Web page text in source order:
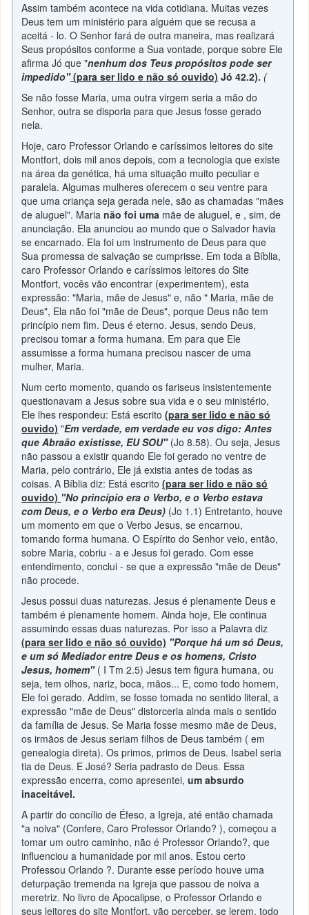
Assim também acontece na vida cotidiana. Muitas vezes
Deus tem um ministério para alguém que se recusa a
aceitá - lo. O Senhor fará de outra maneira, mas realizará
Seus propósitos conforme a Sua vontade, porque sobre Ele
afirma Jó que "nenhum dos Teus propósitos pode ser
impedido"(para ser lido e não só ouvido) Jó 42.2). (
Se não fosse Maria, uma outra virgem seria a mão do
Senhor, outra se disporia para que Jesus fosse gerado
nela.
Hoje, caro Professor Orlando e caríssimos leitores do site
Montfort, dois mil anos depois, com a tecnologia que existe
na área da genética, há uma situação muito peculiar e
paralela. Algumas mulheres oferecem o seu ventre para
que uma criança seja gerada nele, são as chamadas "mães
de aluguel". Marianão foi uma mãe de aluguel, e , sim, de
anunciação. Ela anunciou ao mundo que o Salvador havia
se encarnado. Ela foi um instrumento de Deus para que
Sua promessa de salvação se cumprisse. Em toda a Bíblia,
caro Professor Orlando e caríssimos leitores do Site
Montfort, vocês vão encontrar (experimentem), esta
expressão: "Maria, mãe de Jesus" e, não " Maria, mãe de
Deus", Ela não foi "mãe de Deus", porque Deus não tem
princípio nem fim. Deus é eterno. Jesus, sendo Deus,
precisou tomar a forma humana. Em para que Ele
assumisse a forma humana precisou nascer de uma
mulher, Maria.
Num certo momento, quando os fariseus insistentemente
questionavam a Jesus sobre sua vida e o seu ministério,
Ele lhes respondeu: Está escrito(para ser lido e não só
ouvido) "Em verdade, em verdade eu vos digo: Antes
que Abraão existisse, EU SOU" (Jo 8.58). Ou seja, Jesus
não passou a existir quando Ele foi gerado no ventre de
Maria, pelo contrário, Ele já existia antes de todas as
coisas. A Bíblia diz: Está escrito(para ser lido e não só
ouvido) "No princípio era o Verbo, e o Verbo estava
com Deus, e o Verbo era Deus) (Jo 1.1) Entretanto, houve
um momento em que o Verbo Jesus, se encarnou,
tomando forma humana. O Espírito do Senhor veio, então,
sobre Maria, cobriu - a e Jesus foi gerado. Com esse
entendimento, conclui - se que a expressão "mãe de Deus"
não procede.
Jesus possui duas naturezas. Jesus é plenamente Deus e
também é plenamente homem. Ainda hoje, Ele continua
assumindo essas duas naturezas. Por isso a Palavra diz
(para ser lido e não só ouvido) "Porque há um só Deus,
e um só Mediador entre Deus e os homens, Cristo
Jesus, homem" ( I Tm 2.5) Jesus tem figura humana, ou
seja, tem olhos, nariz, boca, mãos... E, como todo homem,
Ele foi gerado. Addim, se fosse tomada no sentido literal, a
expressão "mãe de Deus" distorceria ainda mais o sentido
da família de Jesus. Se Maria fosse mesmo mãe de Deus,
os irmãos de Jesus seriam filhos de Deus também ( em
genealogia direta). Os primos, primos de Deus. Isabel seria
tia de Deus. E José? Seria padrasto de Deus. Essa
expressão encerra, como apresentei,um absurdo
inaceitável.
A partir do concílio de Éfeso, a Igreja, até então chamada
"a noiva" (Confere, Caro Professor Orlando? ), começou a
tomar um outro caminho, não é Professor Orlando?, que
influenciou a humanidade por mil anos. Estou certo
Professou Orlando ?. Durante esse período houve uma
deturpação tremenda na Igreja que passou de noiva a
meretriz. No livro de Apocalipse, o Professor Orlando e
seus leitores do site Montfort, vão perceber, se lerem, todo